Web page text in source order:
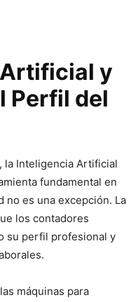
y
Perfil del
la Inteligencia Artificial
fundamental en
no es una excepción. La
los contadores
su perfil profesional y
máquinas para